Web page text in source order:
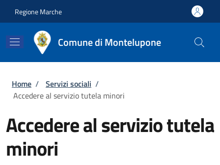
Regione Marche
Comune di Montelupone
Briciole di pane
Home / Servizi sociali /
Accedere al servizio tutela minori
Accedere al servizio tutela
minori